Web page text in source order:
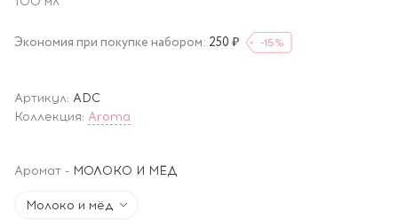
Экономия при покупке набором: 250 ₽ -15%
Артикул: ADC
Коллекция: Aroma
Аромат - МОЛОКО И МЁД
Молоко и мёд